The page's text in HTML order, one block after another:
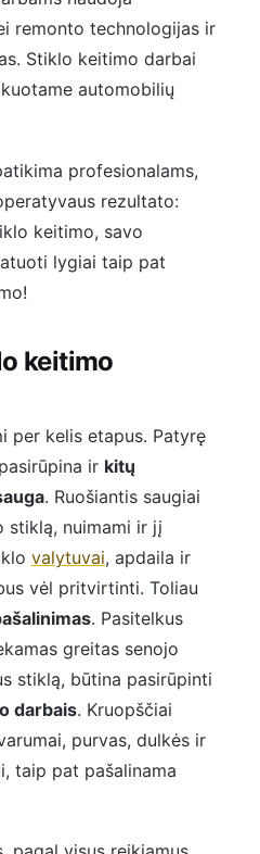
remonto technologijas ir
Stiklo keitimo darbai
automobilių
profesionalams,
rezultato:
keitimo, savo
lygiai taip pat
keitimo
per kelis etapus. Patyrę
ir kitų
. Ruošiantis saugiai
stiklą, nuimami ir jį
valytuvai, apdaila ir
vėl pritvirtinti. Toliau
. Pasitelkus
greitas senojo
stiklą, būtina pasirūpinti
darbais. Kruopščiai
purvas, dulkės ir
taip pat pašalinama